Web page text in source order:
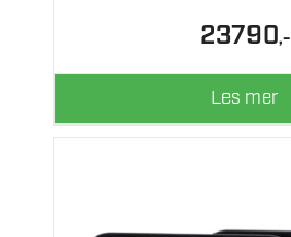
23790,-
Les mer